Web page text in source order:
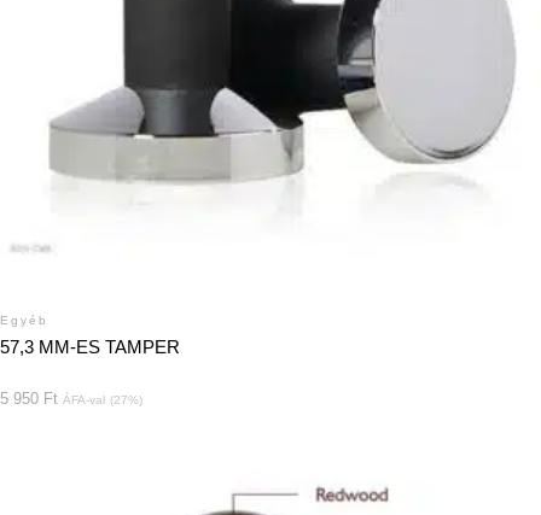
Egyéb
57,3 MM-ES TAMPER
5 950 Ft ÁFA-val (27%)